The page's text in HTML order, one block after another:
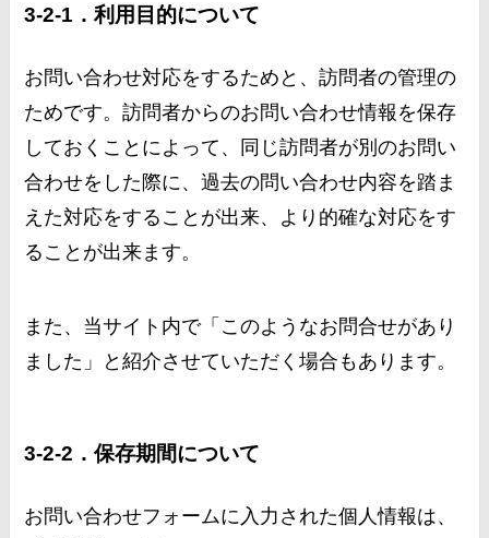
3-2-1．利用目的について
お問い合わせ対応をするためと、訪問者の管理の
ためです。訪問者からのお問い合わせ情報を保存
しておくことによって、同じ訪問者が別のお問い
合わせをした際に、過去の問い合わせ内容を踏ま
えた対応をすることが出来、より的確な対応をす
ることが出来ます。
また、当サイト内で「このようなお問合せがあり
ました」と紹介させていただく場合もあります。
3-2-2．保存期間について
お問い合わせフォームに入力された個人情報は、